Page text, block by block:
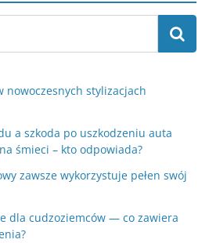
nowoczesnych stylizacjach
a szkoda po uszkodzeniu auta
śmieci – kto odpowiada?
zawsze wykorzystuje pełen swój
dla cudzoziemców — co zawiera